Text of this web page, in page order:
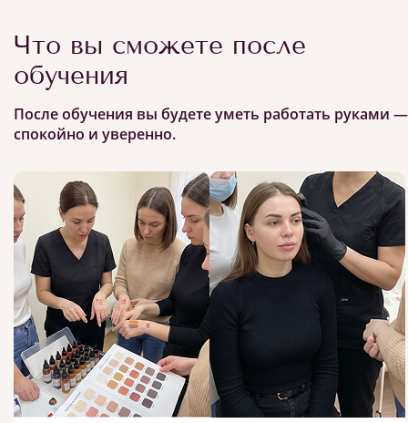
Что вы сможете после
обучения
После обучения вы будете уметь работать руками —
спокойно и уверенно.